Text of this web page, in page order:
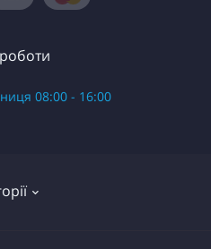
08:00 - 16:00